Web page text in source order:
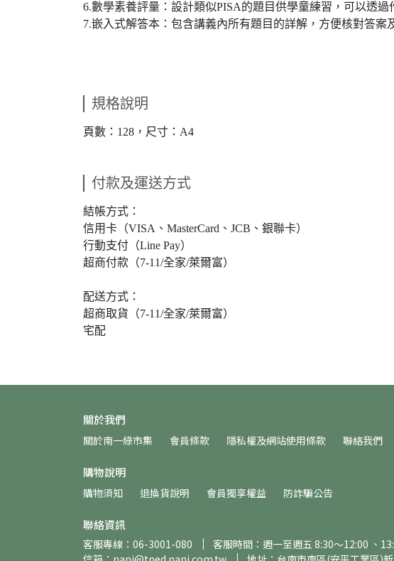
6.數學素養評量：設計類似PISA的題目供學童練習，可以透
7.嵌入式解答本：包含講義內所有題目的詳解，方便核對答案
規格說明
頁數：128，尺寸：A4
付款及運送方式
結帳方式：
信用卡（VISA、MasterCard、JCB、銀聯卡）
行動支付（Line Pay）
超商付款（7-11/全家/萊爾富）
配送方式：
超商取貨（7-11/全家/萊爾富）
宅配
關於我們
關於南一綠市集 會員條款 隱私權及網站使用條款 聯絡我們
購物說明
購物須知 退換貨說明 會員獨享權益 防詐騙公告
聯絡資訊
客服專線：06-3001-080
客服時間：週一至週五 8:30～12:00 、